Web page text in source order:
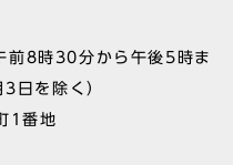
前8時30分から午後5時ま
日を除く）
1番地